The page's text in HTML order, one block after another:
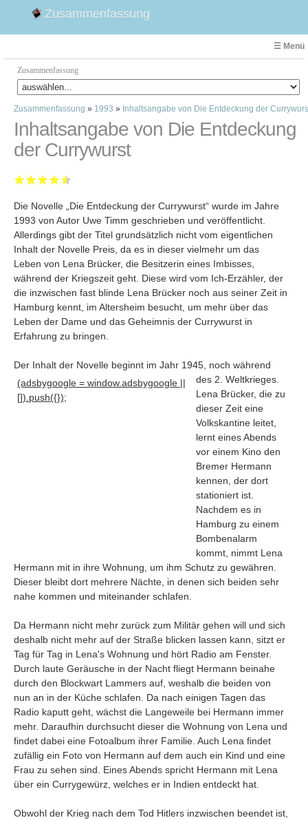
Zusammenfassung
☰ Menü
Zusammenfassung
Faust
Willhelm Tell
Effi Briest
1. Weltkrieg Zusammenfassung
2. Weltkrieg
Weimarer Republik
Die Räuber
Maria Stuart
Woyzeck
Foren
Suchen
Umfragen
Letzte Beiträge
Aktive Forenbeiträge
Dies ist das Forum um neue Funktionen und Information zu Wünschen
Regeln (Bitte vor dem posten lesen)
Regeln (Bitte vor dem posten lesen)
Regeln (Bitte vor dem posten lesen)
Zusammenfassung » 1993 » Inhaltsangabe von Die Entdeckung der
Inhaltsangabe von Die Entdeckung
der Currywurst
Die Novelle „Die Entdeckung der Currywurst“ wurde im Jahre
1993 von Autor Uwe Timm geschrieben und veröffentlicht.
Allerdings gibt der Titel grundsätzlich nicht vom eigentlichen
Inhalt der Novelle Preis, da es in dieser vielmehr um das
Leben von Lena Brücker, die Besitzerin eines Imbisses,
während der Kriegszeit geht. Diese wird vom Ich-Erzähler, der
die inzwischen fast blinde Lena Brücker noch aus seiner Zeit in
Hamburg kennt, im Altersheim besucht, um mehr über das
Leben der Dame und das Geheimnis der Currywurst in
Erfahrung zu bringen.
Der Inhalt der Novelle beginnt im Jahr 1945, noch während
des 2
(adsbygoogle = window.adsbygoogle ||
[]).push({});
. Weltkrieges.
Lena Brücker, die zu
dieser Zeit eine
Volkskantine leitet,
lernt eines Abends
vor einem Kino den
Bremer Hermann
kennen, der dort
stationiert ist.
Nachdem es in
Hamburg zu einem
Bombenalarm
kommt, nimmt Lena
Hermann mit in ihre Wohnung, um ihm Schutz zu gewähren.
Dieser bleibt dort mehrere Nächte, in denen sich beiden sehr
nahe kommen und miteinander schlafen.
Da Hermann nicht mehr zurück zum Militär gehen will und sich
deshalb nicht mehr auf der Straße blicken lassen kann, sitzt er
Tag für Tag in Lena's Wohnung und hört Radio am Fenster.
Durch laute Geräusche in der Nacht fliegt Hermann beinahe
durch den Blockwart Lammers auf, weshalb die beiden von
nun an in der Küche schlafen. Da nach einigen Tagen das
Radio kaputt geht, wächst die Langeweile bei Hermann immer
mehr. Daraufhin durchsucht dieser die Wohnung von Lena und
findet dabei eine Fotoalbum ihrer Familie. Auch Lena findet
zufällig ein Foto von Hermann auf dem auch ein Kind und eine
Frau zu sehen sind. Eines Abends spricht Hermann mit Lena
über ein Currygewürz, welches er in Indien entdeckt hat.
Obwohl der Krieg nach dem Tod Hitlers inzwischen beendet ist,